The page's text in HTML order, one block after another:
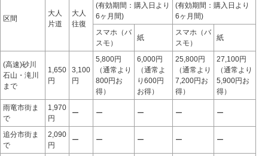
区間
大人
片道
大人
往復
(有効期間：購入日より
6ヶ月間)
(有効期間：購入日より
6ヶ月間)
スマホ（バ
スモ）
紙
スマホ（バ
スモ）
紙
(高速)砂川
石山・滝川
まで
1,650
円
3,100
円
5,800円
（通常より
800円お
得）
6,000円
（通常よ
り600円
お得）
25,800円
（通常より
7,200円お
得）
27,100円
（通常より
5,900円お
得）
雨竜市街ま
で
1,970
円
ー ー ー ー ー
追分市街ま
で
2,090
円
ー ー ー ー ー